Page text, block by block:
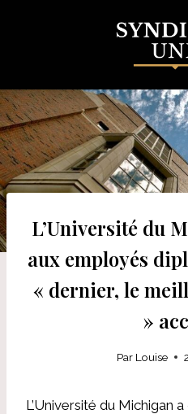
L’Université du
aux employés
« dernier, le
»
Par Louise
L’Université du Michigan